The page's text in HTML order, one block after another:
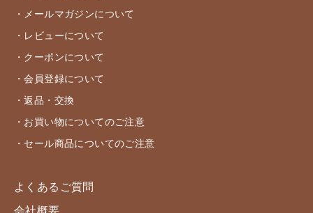
・メールマガジンについて
・レビューについて
・クーポンについて
・会員登録について
・返品・交換
・お買い物についてのご注意
・セール商品についてのご注意
よくあるご質問